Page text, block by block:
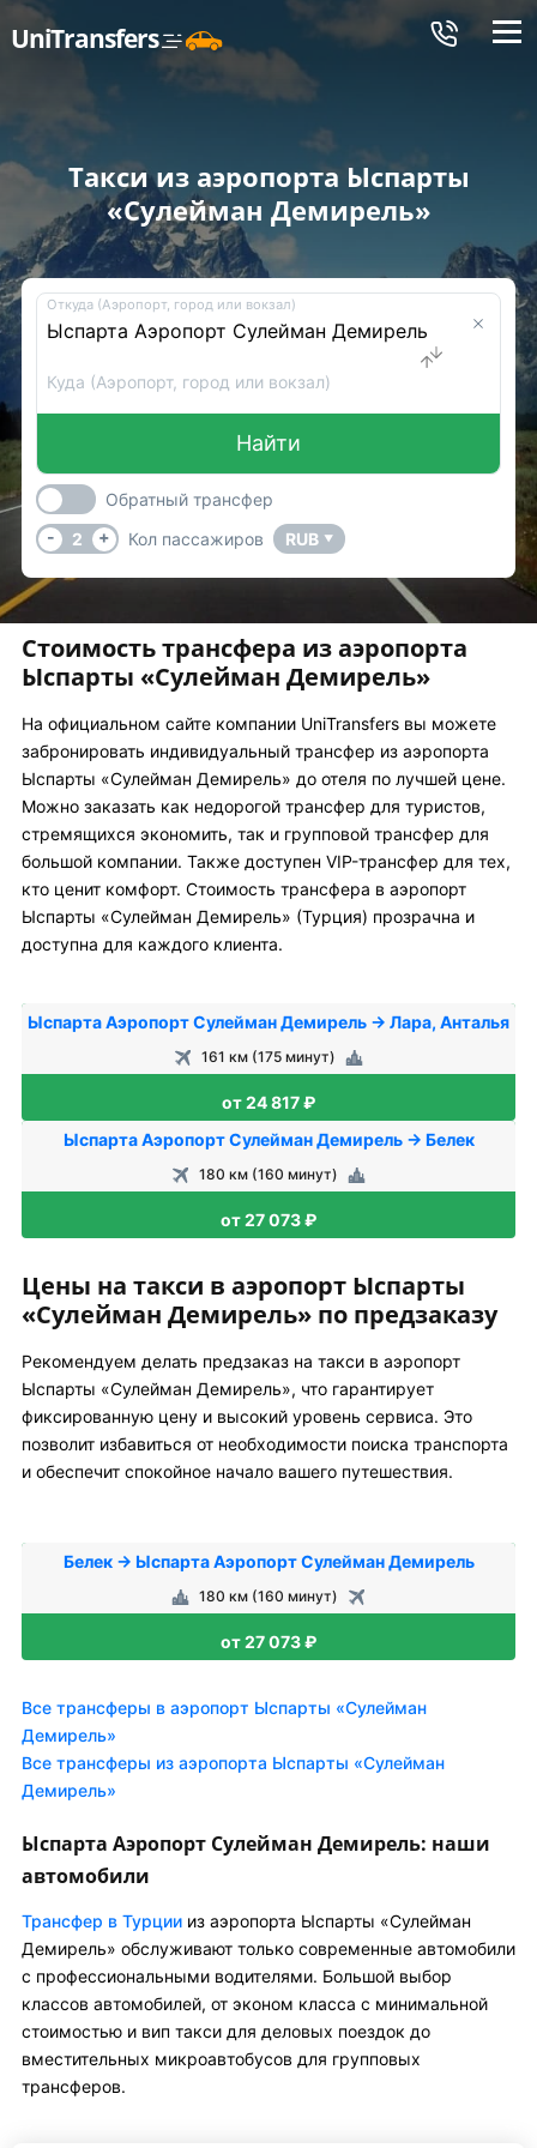
UniTransfers Меню
Такси из аэропорта Ыспарты
«Сулейман Демирель»
Откуда (Аэропорт, город или вокзал)
Куда (Аэропорт, город или вокзал)
Найти
Обратный трансфер
-
2 + Кол пассажиров RUB ▼
Стоимость трансфера из аэропорта
Ыспарты «Сулейман Демирель»
На официальном сайте компании UniTransfers вы можете
забронировать индивидуальный трансфер из аэропорта
Ыспарты «Сулейман Демирель» до отеля по лучшей цене.
Можно заказать как недорогой трансфер для туристов,
стремящихся экономить, так и групповой трансфер для
большой компании. Также доступен VIP-трансфер для тех,
кто ценит комфорт. Стоимость трансфера в аэропорт
Ыспарты «Сулейман Демирель» (Турция) прозрачна и
доступна для каждого клиента.
Ыспарта Аэропорт Сулейман Демирель → Лара, Анталья
161 км (175 минут)
от 24 817 ₽
Ыспарта Аэропорт Сулейман Демирель → Белек
180 км (160 минут)
от 27 073 ₽
Цены на такси в аэропорт Ыспарты
«Сулейман Демирель» по предзаказу
Рекомендуем делать предзаказ на такси в аэропорт
Ыспарты «Сулейман Демирель», что гарантирует
фиксированную цену и высокий уровень сервиса. Это
позволит избавиться от необходимости поиска транспорта
и обеспечит спокойное начало вашего путешествия.
Белек → Ыспарта Аэропорт Сулейман Демирель
180 км (160 минут)
от 27 073 ₽
Все трансферы в аэропорт Ыспарты «Сулейман
Демирель»
Все трансферы из аэропорта Ыспарты «Сулейман
Демирель»
Ыспарта Аэропорт Сулейман Демирель: наши
автомобили
Трансфер в Турции из аэропорта Ыспарты «Сулейман
Демирель» обслуживают только современные автомобили
с профессиональными водителями. Большой выбор
классов автомобилей, от эконом класса с минимальной
стоимостью и вип такси для деловых поездок до
вместительных микроавтобусов для групповых
трансферов.